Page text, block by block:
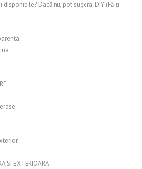
Dacă nu, pot sugera: DIY (Fă-ți
SI EXTERIOARA